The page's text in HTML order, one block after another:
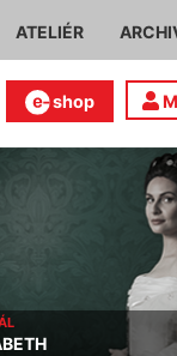
ATELIÉR
shop